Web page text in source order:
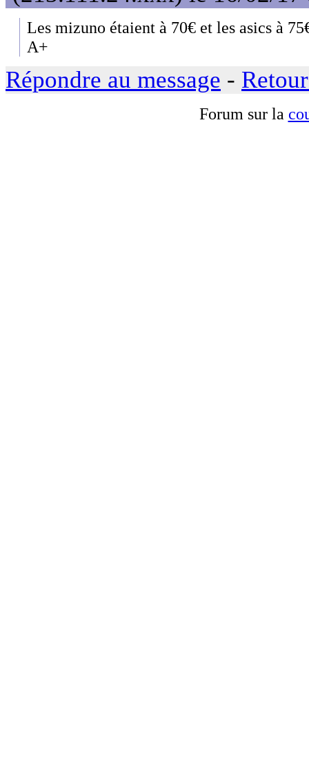
Les mizuno étaient à 70€ et les asics à
A+
Répondre au message -
Forum sur la